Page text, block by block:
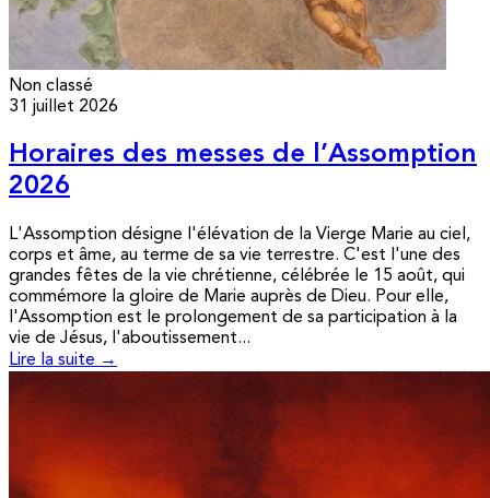
Non classé
31 juillet 2026
Horaires des messes de l’Assomption
2026
L'Assomption désigne l'élévation de la Vierge Marie au ciel,
corps et âme, au terme de sa vie terrestre. C'est l'une des
grandes fêtes de la vie chrétienne, célébrée le 15 août, qui
commémore la gloire de Marie auprès de Dieu. Pour elle,
l'Assomption est le prolongement de sa participation à la
vie de Jésus, l'aboutissement...
Lire la suite →